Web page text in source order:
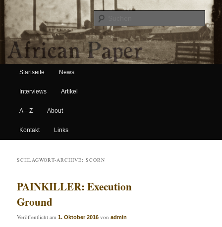
African Paper
Hauptmenü
Zum Inhalt wechseln
Zum sekundären Inhalt wechseln
Startseite News
Interviews Artikel
A – Z About
Kontakt Links
SCHLAGWORT-ARCHIVE:SCORN
PAINKILLER: Execution
Ground
Veröffentlicht am1. Oktober 2016 vonadmin